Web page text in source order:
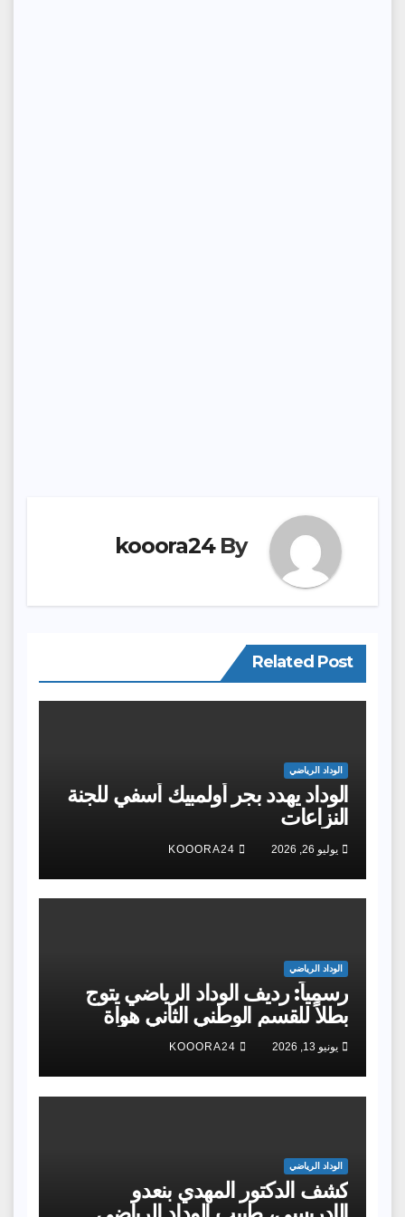
By
kooora24
Related Post
الوداد الرياضي
الوداد يهدد بجر أولمبيك أسفي للجنة
النزاعات
يوليو 26, 2026 KOOORA24
الوداد الرياضي
رسمياً: رديف الوداد الرياضي يتوج
بطلاً للقسم الوطني الثاني هواة
ويحقق الصعود إلى القسم الأول
هواة
يونيو 13, 2026 KOOORA24
الوداد الرياضي
كشف الدكتور المهدي بنعدو